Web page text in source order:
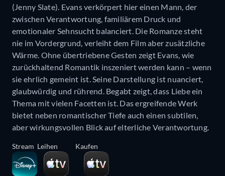
(Jenny Slate). Evans verkörpert hier einen Mann, der
zwischen Verantwortung, familiärem Druck und
emotionaler Sehnsucht balanciert. Die Romanze steht
nie im Vordergrund, verleiht dem Film aber zusätzliche
Wärme. Ohne übertriebene Gesten zeigt Evans, wie
zurückhaltend Romantik inszeniert werden kann – wenn
sie ehrlich gemeint ist. Seine Darstellung ist nuanciert,
glaubwürdig und rührend. Begabt zeigt, dass Liebe ein
Thema mit vielen Facetten ist. Das ergreifende Werk
bietet neben romantischer Tiefe auch einen subtilen,
aber wirkungsvollen Blick auf elterliche Verantwortung.
Stream Leihen Kaufen